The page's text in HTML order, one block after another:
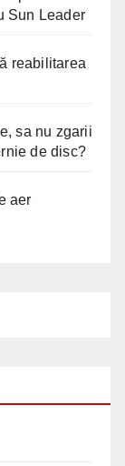
Sun Leader
reabilitarea
sa nu zgarii
de disc?
aer